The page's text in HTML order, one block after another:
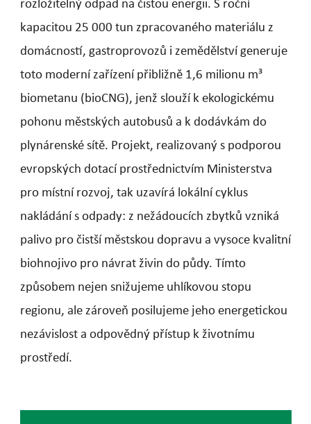
rozložitelný odpad na čistou energii. S roční
kapacitou 25 000 tun zpracovaného materiálu z
domácností, gastroprovozů i zemědělství generuje
toto moderní zařízení přibližně 1,6 milionu m³
biometanu (bioCNG), jenž slouží k ekologickému
pohonu městských autobusů a k dodávkám do
plynárenské sítě. Projekt, realizovaný s podporou
evropských dotací prostřednictvím Ministerstva
pro místní rozvoj, tak uzavírá lokální cyklus
nakládání s odpady: z nežádoucích zbytků vzniká
palivo pro čistší městskou dopravu a vysoce kvalitní
biohnojivo pro návrat živin do půdy. Tímto
způsobem nejen snižujeme uhlíkovou stopu
regionu, ale zároveň posilujeme jeho energetickou
nezávislost a odpovědný přístup k životnímu
prostředí.